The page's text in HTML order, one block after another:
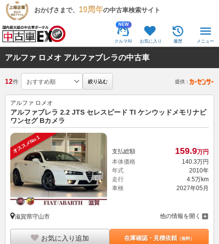
おかげさまで、 19周年の中古車検索サイト
NEW
クルマAI お気に入り 履歴 メニュー
アルファ ロメオ アルファブレラの中古車
12件 絞り込む 提供：
アルファ ロメオ
アルファブレラ 2.2 JTS セレスピード TI ケンウッドメモリナビ
ワンセグ Bカメラ
オススメNo.1 支払総額 159.9万円
本体価格
140.3万円
年式
2010年
走行
4.5万km
車検
2027年05月
滋賀県守山市 他の情報を開く
お気に入り追加 在庫確認・見積依頼（無料）